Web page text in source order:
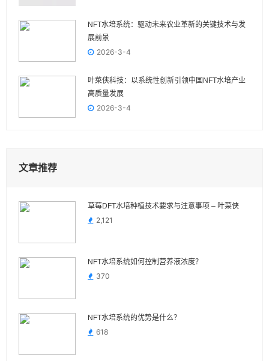
NFT水培系统：驱动未来农业革新的关键技术与发
展前景
2026-3-4
叶菜侠科技：以系统性创新引领中国NFT水培产业
高质量发展
2026-3-4
文章推荐
草莓DFT水培种植技术要求与注意事项 – 叶菜侠
2,121
NFT水培系统如何控制营养液浓度？
370
NFT水培系统的优势是什么？
618